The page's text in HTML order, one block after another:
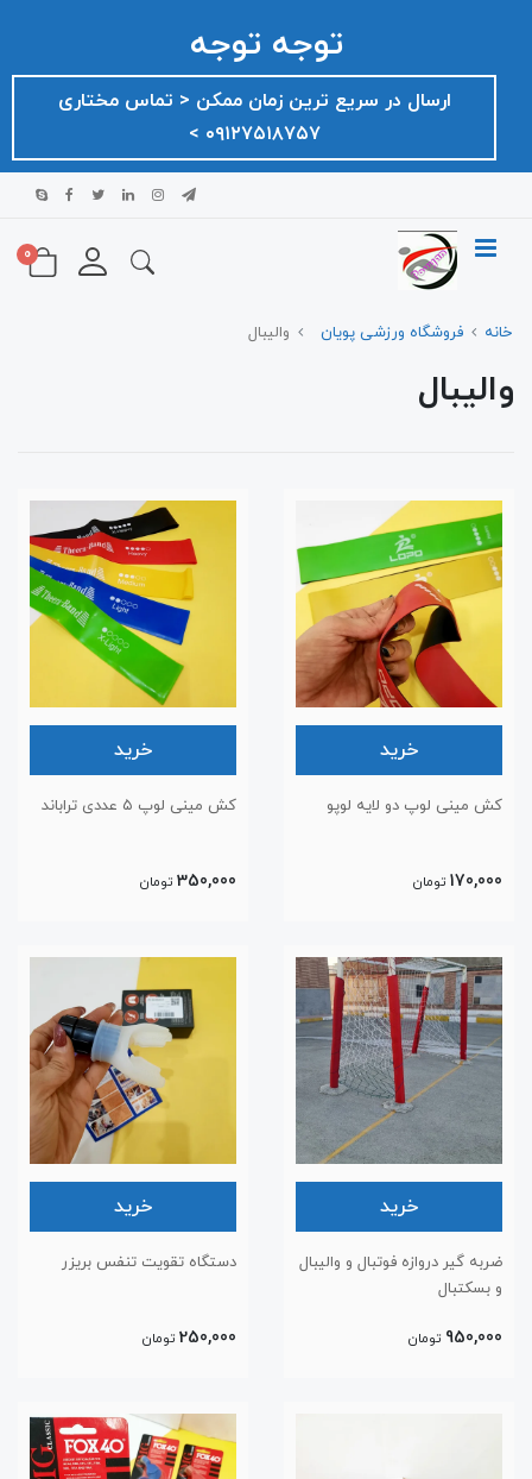
توجه توجه
ارسال در سریع ترین زمان ممکن ‌< تماس مختاری
۰۹۱۲۷۵۱۸۷۵۷ >
0
خانه فروشگاه ورزشی پویان والیبال
والیبال
خرید
کش مینی لوپ دو لایه لوپو
170,000 تومان
خرید
کش مینی لوپ ۵ عددی تراباند
350,000 تومان
خرید
ضربه گیر دروازه فوتبال و والیبال
و بسکتبال
950,000 تومان
خرید
دستگاه تقویت تنفس بریزر
250,000 تومان